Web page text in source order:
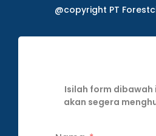
@copyright PT
Isilah form dibawah
akan segera